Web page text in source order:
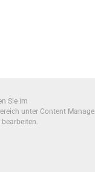
Sie im
unter Content
bearbeiten.